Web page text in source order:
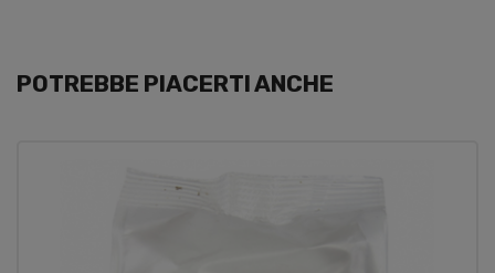
POTREBBE PIACERTI ANCHE